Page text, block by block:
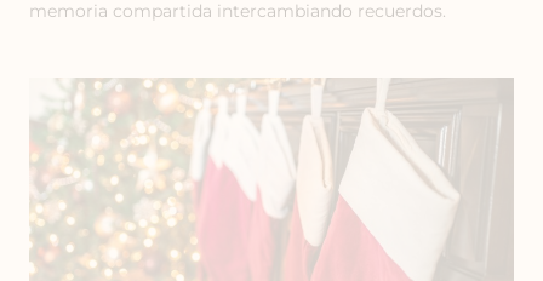
memoria compartida intercambiando recuerdos.